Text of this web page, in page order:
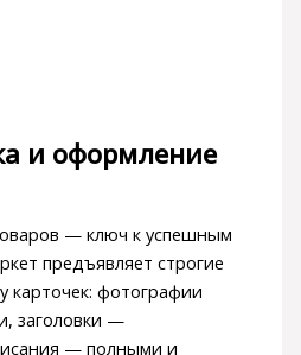
и оформление
— ключ к успешным
предъявляет строгие
карточек: фотографии
заголовки —
— полными и